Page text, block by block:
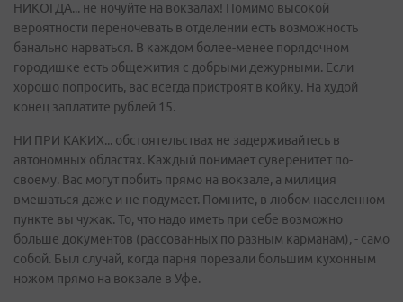
НИКОГДА... не ночуйте на вокзалах! Помимо высокой
вероятности переночевать в отделении есть возможность
банально нарваться. В каждом более-менее порядочном
городишке есть общежития с добрыми дежурными. Если
хорошо попросить, вас всегда пристроят в койку. На худой
конец заплатите рублей 15.
НИ ПРИ КАКИХ... обстоятельствах не задерживайтесь в
автономных областях. Каждый понимает суверенитет по-
своему. Вас могут побить прямо на вокзале, а милиция
вмешаться даже и не подумает. Помните, в любом населенном
пункте вы чужак. То, что надо иметь при себе возможно
больше документов (рассованных по разным карманам), - само
собой. Был случай, когда парня порезали большим кухонным
ножом прямо на вокзале в Уфе.